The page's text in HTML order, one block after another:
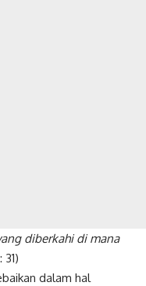
diberkahi di mana
dalam hal